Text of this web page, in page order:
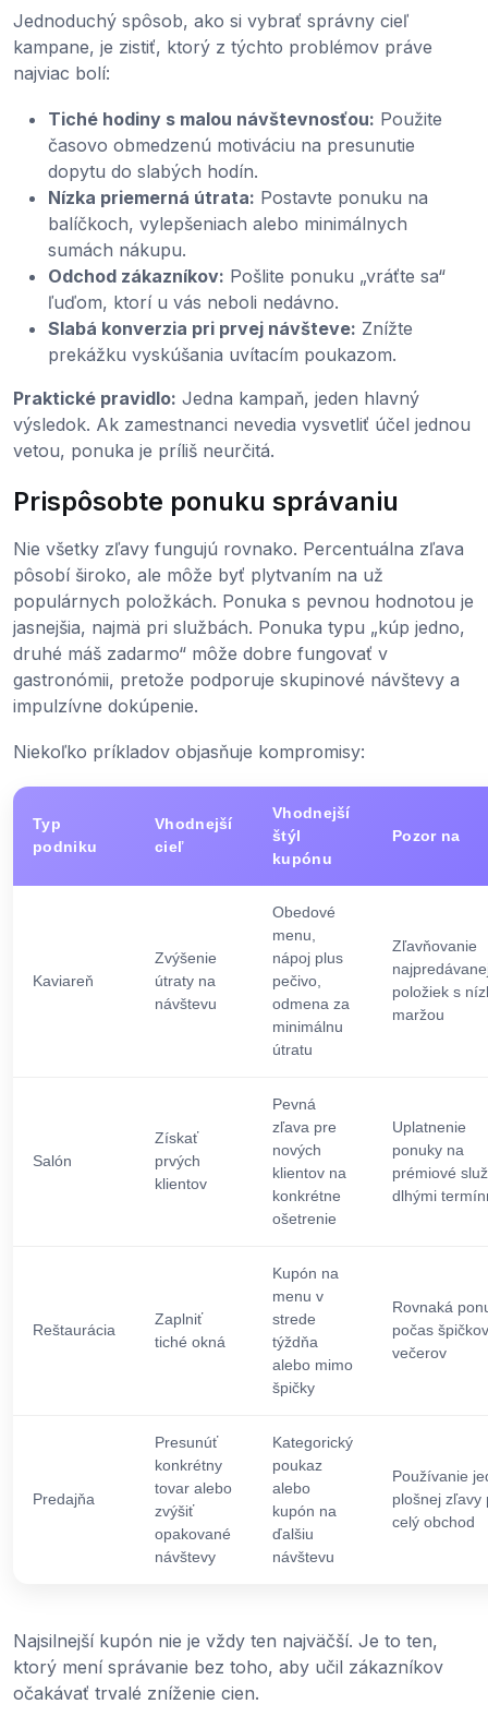
Jednoduchý spôsob, ako si vybrať správny cieľ
kampane, je zistiť, ktorý z týchto problémov práve
najviac bolí:
Tiché hodiny s malou návštevnosťou: Použite
časovo obmedzenú motiváciu na presunutie
dopytu do slabých hodín.
Nízka priemerná útrata: Postavte ponuku na
balíčkoch, vylepšeniach alebo minimálnych
sumách nákupu.
Odchod zákazníkov: Pošlite ponuku „vráťte sa“
ľuďom, ktorí u vás neboli nedávno.
Slabá konverzia pri prvej návšteve: Znížte
prekážku vyskúšania uvítacím poukazom.
Praktické pravidlo: Jedna kampaň, jeden hlavný
výsledok. Ak zamestnanci nevedia vysvetliť účel jednou
vetou, ponuka je príliš neurčitá.
Prispôsobte ponuku správaniu
Nie všetky zľavy fungujú rovnako. Percentuálna zľava
pôsobí široko, ale môže byť plytvaním na už
populárnych položkách. Ponuka s pevnou hodnotou je
jasnejšia, najmä pri službách. Ponuka typu „kúp jedno,
druhé máš zadarmo“ môže dobre fungovať v
gastronómii, pretože podporuje skupinové návštevy a
impulzívne dokúpenie.
Niekoľko príkladov objasňuje kompromisy:
Typ
podniku
Vhodnejší
cieľ
Vhodnejší
štýl
kupónu
Pozor na
Kaviareň
Zvýšenie
útraty na
návštevu
Obedové
menu,
nápoj plus
pečivo,
odmena za
minimálnu
útratu
Zľavňovanie
položiek s
maržou
Salón
Získať
prvých
klientov
Pevná
zľava pre
nových
klientov na
konkrétne
ošetrenie
Uplatnenie
ponuky na
prémiové
dlhými
Reštaurácia
Zaplniť
tiché okná
Kupón na
menu v
strede
týždňa
alebo mimo
špičky
Rovnaká
počas
večerov
Predajňa
Presunúť
konkrétny
tovar alebo
zvýšiť
opakované
návštevy
Kategorický
poukaz
alebo
kupón na
ďalšiu
návštevu
Používanie
plošnej zľavy
celý obchod
Najsilnejší kupón nie je vždy ten najväčší. Je to ten,
ktorý mení správanie bez toho, aby učil zákazníkov
očakávať trvalé zníženie cien.